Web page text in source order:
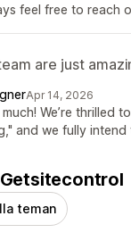
feel free to reach
are just
Apr 14, 2026
We’re thrilled
and we fully
teman